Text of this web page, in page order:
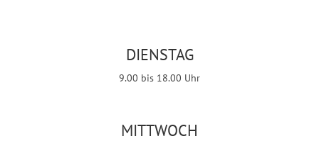
DIENSTAG
9.00 bis 18.00 Uhr
MITTWOCH